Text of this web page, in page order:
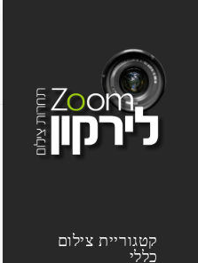
content
קטגוריית צילום
כללי
מוקי רפ2